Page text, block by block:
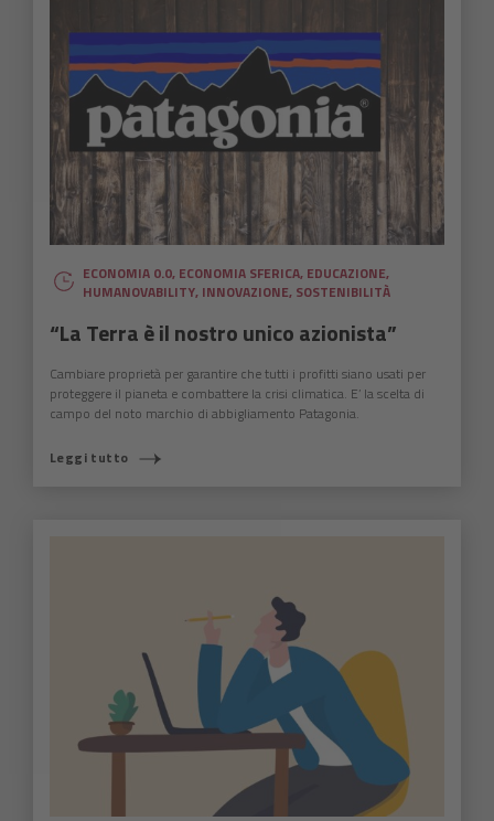
ECONOMIA 0.0, ECONOMIA SFERICA, EDUCAZIONE,
HUMANOVABILITY, INNOVAZIONE, SOSTENIBILITÀ
“La Terra è il nostro unico azionista”
Cambiare proprietà per garantire che tutti i profitti siano usati per
proteggere il pianeta e combattere la crisi climatica. E’ la scelta di
campo del noto marchio di abbigliamento Patagonia.
Leggi tutto